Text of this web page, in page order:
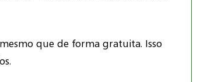
que de forma gratuita. Isso